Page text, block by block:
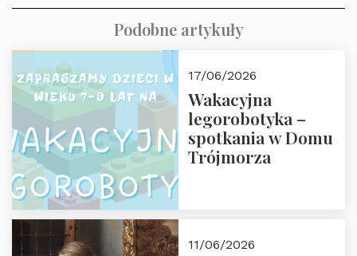
Podobne artykuły
17/06/2026
Wakacyjna
legorobotyka –
spotkania w Domu
Trójmorza
11/06/2026